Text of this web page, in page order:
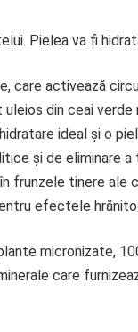
Pielea va fi
activează
din ceai verde
ideal și o
și de eliminare
tinere ale
efectele
micronizate,
care